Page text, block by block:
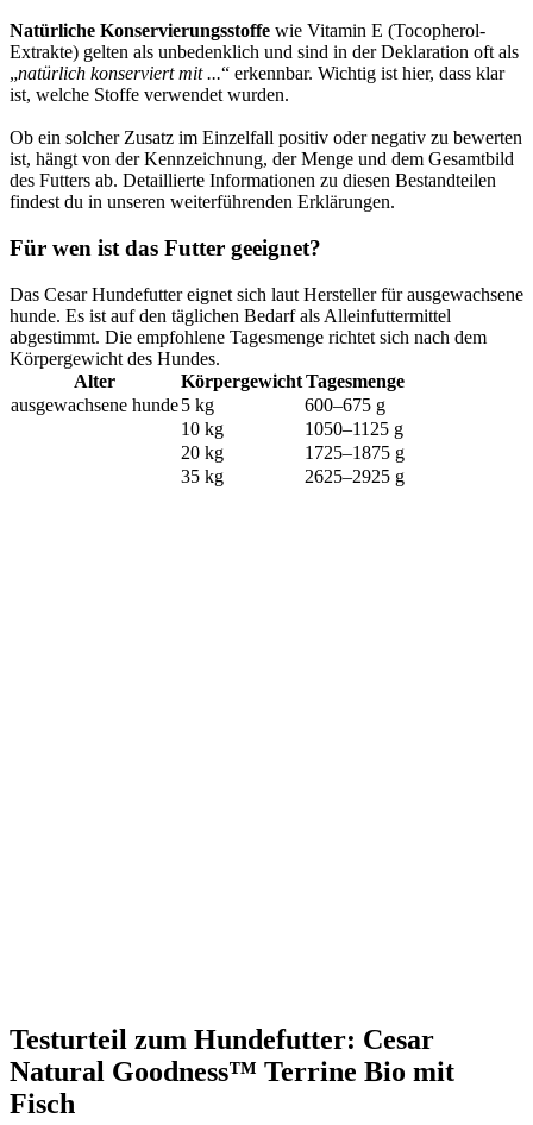
Natürliche Konservierungsstoffe wie Vitamin E (Tocopherol-
Extrakte) gelten als unbedenklich und sind in der Deklaration oft als
„natürlich konserviert mit ...“ erkennbar. Wichtig ist hier, dass klar
ist, welche Stoffe verwendet wurden.
Ob ein solcher Zusatz im Einzelfall positiv oder negativ zu bewerten
ist, hängt von der Kennzeichnung, der Menge und dem Gesamtbild
des Futters ab. Detaillierte Informationen zu diesen Bestandteilen
findest du in unseren weiterführenden Erklärungen.
Für wen ist das Futter geeignet?
Das Cesar Hundefutter eignet sich laut Hersteller für ausgewachsene
hunde. Es ist auf den täglichen Bedarf als Alleinfuttermittel
abgestimmt. Die empfohlene Tagesmenge richtet sich nach dem
Körpergewicht des Hundes.
Alter
KörpergewichtTagesmenge
ausgewachsene hunde5 kg
600–675 g
10 kg
1050–1125 g
20 kg
1725–1875 g
35 kg
2625–2925 g
Testurteil zum Hundefutter: Cesar
Natural Goodness™ Terrine Bio mit
Fisch